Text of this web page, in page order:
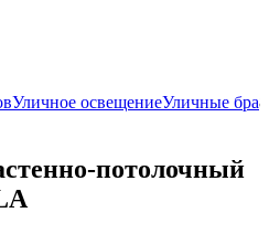
Уличное освещениеУличные бра
потолочный